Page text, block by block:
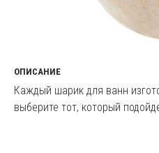
ОПИСАНИЕ
Каждый шарик для ванн
выберите тот, который